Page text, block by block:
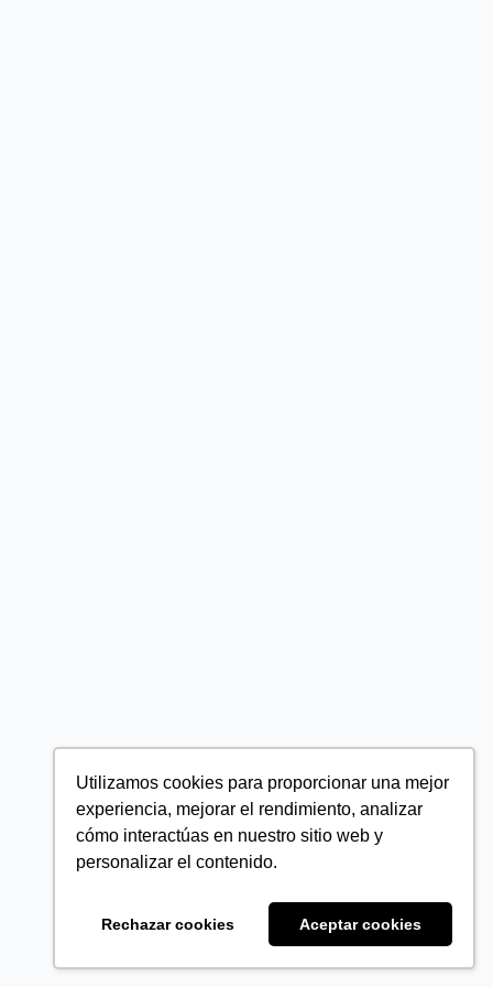
Utilizamos cookies para proporcionar una mejor
experiencia, mejorar el rendimiento, analizar
cómo interactúas en nuestro sitio web y
personalizar el contenido.
Rechazar cookies Aceptar cookies